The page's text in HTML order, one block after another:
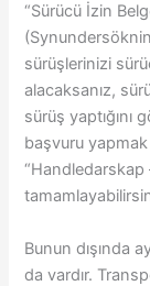
“Sürücü İzin
sürüşlerinizi
alacaksanız,
sürüş yaptığını
başvuru
“Handledarskap
Bunun dışında
da vardır.